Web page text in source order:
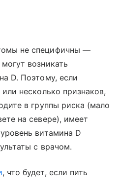
не специфичны —
возникать
D. Поэтому, если
несколько признаков,
в группы риска (мало
на севере), имеет
витамина D
с врачом.
, что будет, если пить